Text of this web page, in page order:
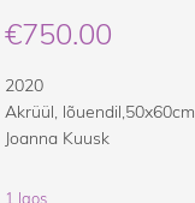
€750.00
2020
Akrüül, lõuendil,50x60cm
Joanna Kuusk
1 laos